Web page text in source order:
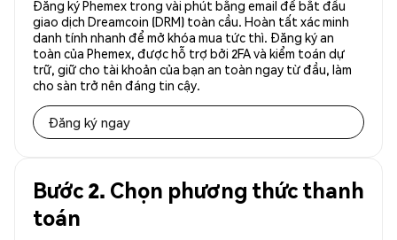
Đăng ký Phemex trong vài phút bằng email để bắt đầu
giao dịch Dreamcoin (DRM) toàn cầu. Hoàn tất xác minh
danh tính nhanh để mở khóa mua tức thì. Đăng ký an
toàn của Phemex, được hỗ trợ bởi 2FA và kiểm toán dự
trữ, giữ cho tài khoản của bạn an toàn ngay từ đầu, làm
cho sàn trở nên đáng tin cậy.
Đăng ký ngay
Bước 2. Chọn phương thức thanh
toán